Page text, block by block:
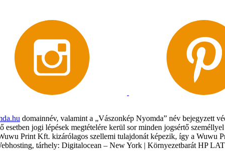
domainnév, valamint a „Vászonkép Nyomda” név bejegyzett
esetben jogi lépések megtételére kerül sor minden jogsértő
Print Kft. kizárólagos szellemi tulajdonát képezik, így a Wuwu
tárhely: Digitalocean – New York | Környezetbarát HP